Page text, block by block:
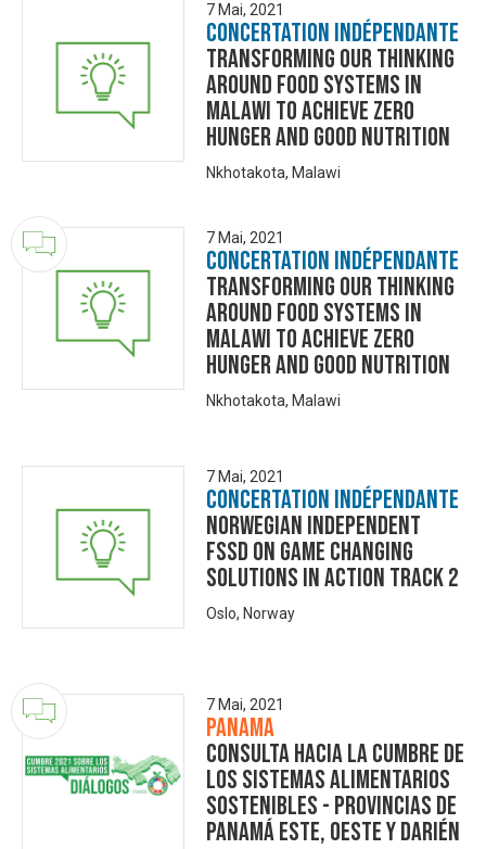
7 Mai, 2021
Concertation Indépendante
TRANSFORMING OUR THINKING
AROUND FOOD SYSTEMS IN
MALAWI TO ACHIEVE ZERO
HUNGER AND GOOD NUTRITION
Nkhotakota, Malawi
7 Mai, 2021
Concertation Indépendante
TRANSFORMING OUR THINKING
AROUND FOOD SYSTEMS IN
MALAWI TO ACHIEVE ZERO
HUNGER AND GOOD NUTRITION
Nkhotakota, Malawi
7 Mai, 2021
Concertation Indépendante
Norwegian Independent
FSSD on Game Changing
Solutions in Action Track 2
Oslo, Norway
7 Mai, 2021
Panama
Consulta Hacia la Cumbre de
los Sistemas Alimentarios
Sostenibles - Provincias de
Panamá Este, Oeste y Darién